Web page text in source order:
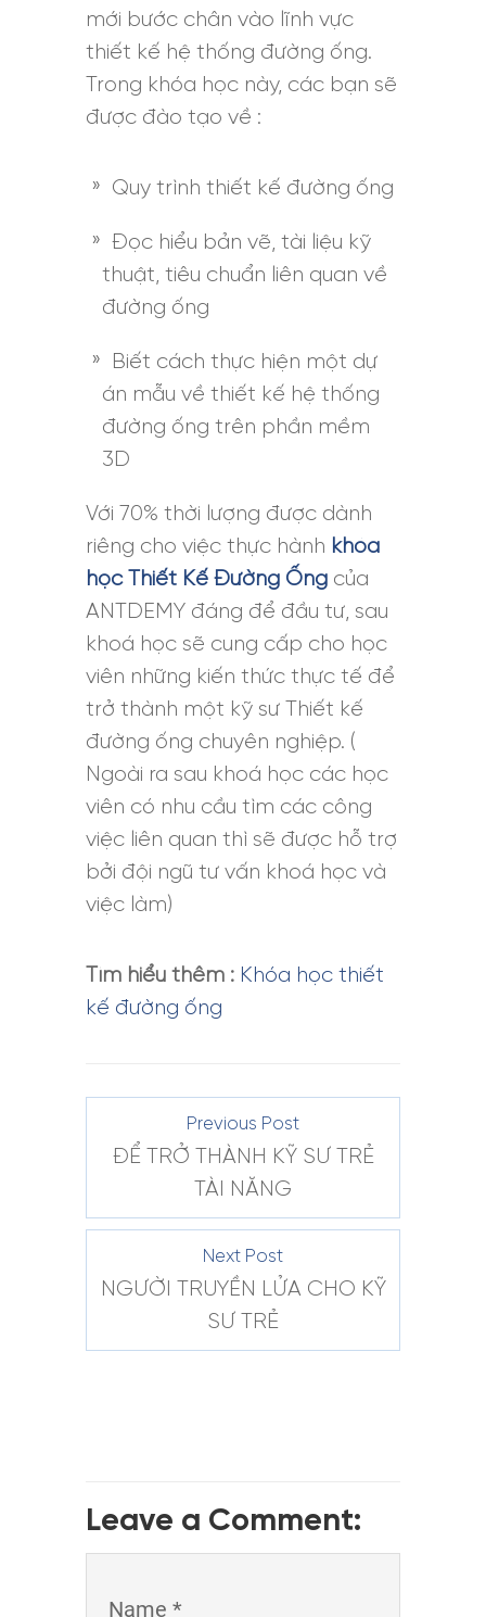
mới bước chân vào lĩnh vực
thiết kế hệ thống đường ống.
Trong khóa học này, các bạn sẽ
được đào tạo về :
Quy trình thiết kế đường ống
Đọc hiểu bản vẽ, tài liệu kỹ
thuật, tiêu chuẩn liên quan về
đường ống
Biết cách thực hiện một dự
án mẫu về thiết kế hệ thống
đường ống trên phần mềm
3D
Với 70% thời lượng được dành
riêng cho việc thực hành khóa
học Thiết Kế Đường Ống của
ANTDEMY đáng để đầu tư, sau
khoá học sẽ cung cấp cho học
viên những kiến thức thực tế để
trở thành một kỹ sư Thiết kế
đường ống chuyên nghiệp. (
Ngoài ra sau khoá học các học
viên có nhu cầu tìm các công
việc liên quan thì sẽ được hỗ trợ
bởi đội ngũ tư vấn khoá học và
việc làm)
Tìm hiểu thêm : Khóa học thiết
kế đường ống
Previous Post
ĐỂ TRỞ THÀNH KỸ SƯ TRẺ
TÀI NĂNG
Next Post
NGƯỜI TRUYỀN LỬA CHO KỸ
SƯ TRẺ
Leave a Comment:
Name *